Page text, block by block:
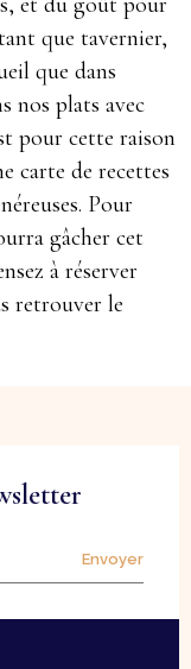
que tavernier,
que dans
nos plats avec
pour cette raison
carte de recettes
Pour
gâcher cet
à réserver
retrouver le
Envoyer